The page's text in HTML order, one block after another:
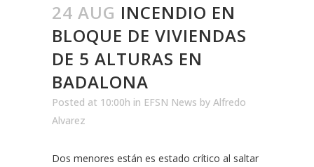
24 AUG INCENDIO EN
BLOQUE DE VIVIENDAS
DE 5 ALTURAS EN
BADALONA
Posted at 10:00h in EFSN News by Alfredo
Alvarez
Dos menores están es estado crítico al saltar